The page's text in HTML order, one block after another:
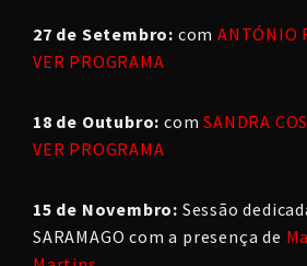
27 de Setembro: comANTÓNIO
VER PROGRAMA
18 de Outubro: comSANDRA
VER PROGRAMA
15 de Novembro: Sessão
SARAMAGO com a presença de